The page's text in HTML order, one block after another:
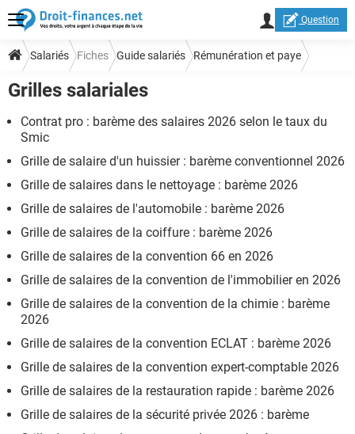
Question
Salariés Fiches Guide salariés Rémunération et paye
Grilles salariales
Grilles salariales
Contrat pro : barème des salaires 2026 selon le taux du
Smic
Grille de salaire d'un huissier : barème conventionnel 2026
Grille de salaires dans le nettoyage : barème 2026
Grille de salaires de l'automobile : barème 2026
Grille de salaires de la coiffure : barème 2026
Grille de salaires de la convention 66 en 2026
Grille de salaires de la convention de l'immobilier en 2026
Grille de salaires de la convention de la chimie : barème
2026
Grille de salaires de la convention ECLAT : barème 2026
Grille de salaires de la convention expert-comptable 2026
Grille de salaires de la restauration rapide : barème 2026
Grille de salaires de la sécurité privée 2026 : barème